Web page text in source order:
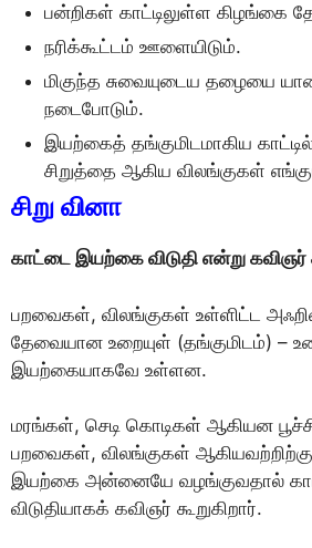
பன்றிகள் காட்டிலுள்ள கிழங்கை
நரிக்கூட்டம் ஊளையிடும்.
மிகுந்த சுவையுடைய தழையை
நடைபோடும்.
இயற்கைத் தங்குமிடமாகிய காட்டில்
சிறுத்தை ஆகிய விலங்குகள்
சிறு வினா
காட்டை இயற்கை விடுதி என்று
பறவைகள், விலங்குகள் உள்ளிட்ட
தேவையான உறையுள் (தங்குமிடம்) –
இயற்கையாகவே உள்ளன.
மரங்கள், செடி கொடிகள் ஆகியன
பறவைகள், விலங்குகள்
இயற்கை அன்னையே வழங்குவதால்
விடுதியாகக் கவிஞர் கூறுகிறார்.